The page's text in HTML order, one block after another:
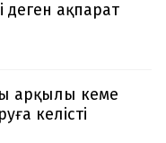
деген ақпарат
арқылы кеме
келісті